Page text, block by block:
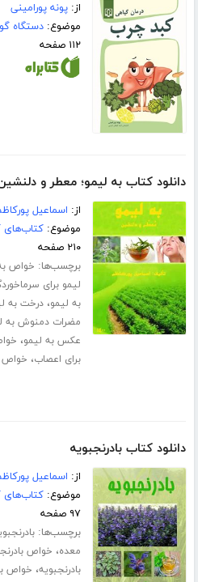
از:پونه پورامینی
موضوع:دستگاه
۱۱۲ صفحه
دانلود کتاب به لیمو؛ معطر و
از: اسماعیل
موضوع:کتاب‌های
۲۱۰ صفحه
برچسب‌ها: خواص
لیمو برای
به لیمو،درخت به
مضرات دمنوش به
عکس به لیمو،
برای اعصاب، خواص
دانلود کتاب بادرنجبویه
از: اسماعیل
موضوع:کتاب‌های
۹۷ صفحه
برچسب‌ها:
معده، خواص
بادرنجبویه، خواص